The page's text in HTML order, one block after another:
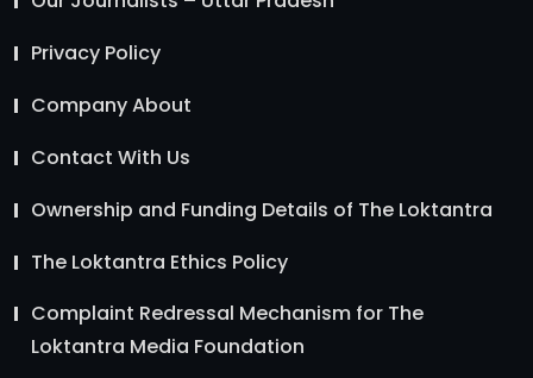
Privacy Policy
Company About
Contact With Us
Ownership and Funding Details of The Loktantra
The Loktantra Ethics Policy
Complaint Redressal Mechanism for The
Loktantra Media Foundation